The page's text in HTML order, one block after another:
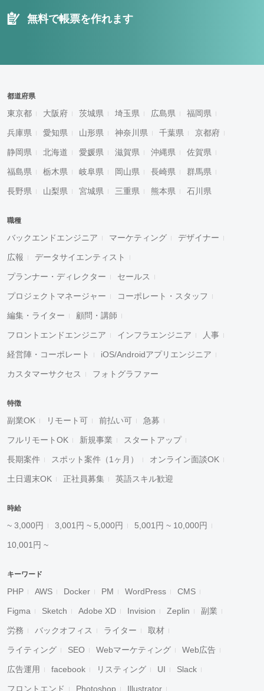
無料で帳票を作れます
都道府県
東京都 大阪府 茨城県 埼玉県 広島県 福岡県
兵庫県 愛知県 山形県 神奈川県 千葉県 京都府
静岡県 北海道 愛媛県 滋賀県 沖縄県 佐賀県
福島県 栃木県 岐阜県 岡山県 長崎県 群馬県
長野県 山梨県 宮城県 三重県 熊本県 石川県
職種
バックエンドエンジニア マーケティング デザイナー
広報 データサイエンティスト
プランナー・ディレクター セールス
プロジェクトマネージャー コーポレート・スタッフ
編集・ライター 顧問・講師
フロントエンドエンジニア インフラエンジニア 人事
経営陣・コーポレート iOS/Androidアプリエンジニア
カスタマーサクセス フォトグラファー
特徴
副業OK リモート可 前払い可 急募
フルリモートOK 新規事業 スタートアップ
長期案件 スポット案件（1ヶ月） オンライン面談OK
土日週末OK 正社員募集 英語スキル歓迎
時給
~ 3,000円 3,001円 ~ 5,000円 5,001円 ~ 10,000円
10,001円 ~
キーワード
PHP AWS Docker PM WordPress CMS
Figma Sketch Adobe XD Invision Zeplin 副業
労務 バックオフィス ライター 取材
ライティング SEO Webマーケティング Web広告
広告運用 facebook リスティング UI Slack
フロントエンド Photoshop Illustrator